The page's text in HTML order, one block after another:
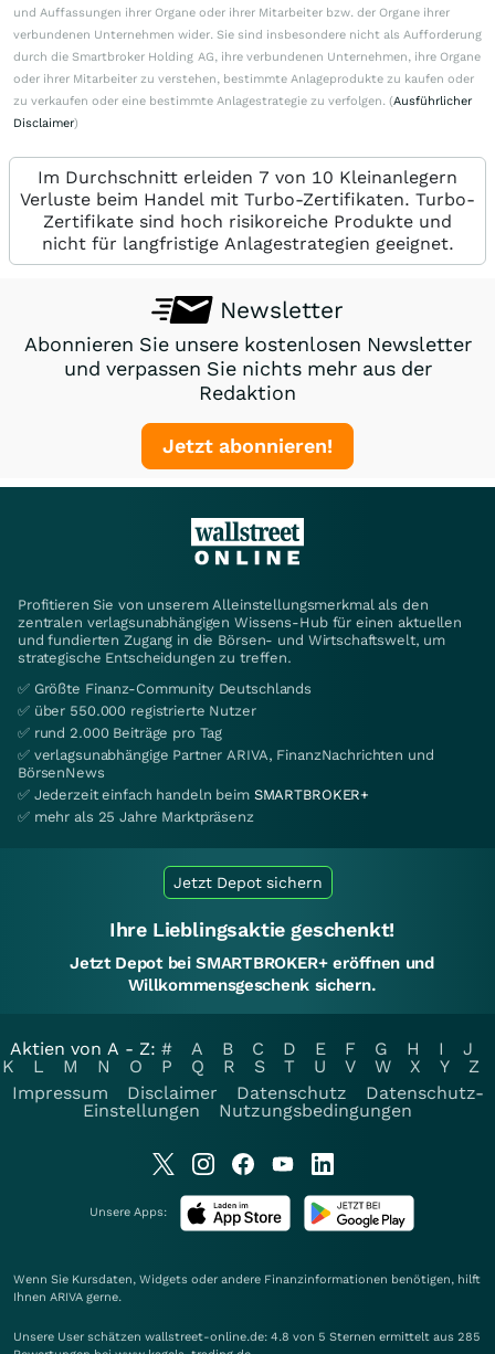
und Auffassungen ihrer Organe oder ihrer Mitarbeiter bzw. der Organe ihrer
verbundenen Unternehmen wider. Sie sind insbesondere nicht als Aufforderung
durch die Smartbroker Holding AG, ihre verbundenen Unternehmen, ihre Organe
oder ihrer Mitarbeiter zu verstehen, bestimmte Anlageprodukte zu kaufen oder
zu verkaufen oder eine bestimmte Anlagestrategie zu verfolgen. (Ausführlicher
Disclaimer)
Im Durchschnitt erleiden 7 von 10 Kleinanlegern
Verluste beim Handel mit Turbo-Zertifikaten. Turbo-
Zertifikate sind hoch risikoreiche Produkte und
nicht für langfristige Anlagestrategien geeignet.
Newsletter
Abonnieren Sie unsere kostenlosen Newsletter
und verpassen Sie nichts mehr aus der
Redaktion
Jetzt abonnieren!
Profitieren Sie von unserem Alleinstellungsmerkmal als den
zentralen verlagsunabhängigen Wissens-Hub für einen aktuellen
und fundierten Zugang in die Börsen- und Wirtschaftswelt, um
strategische Entscheidungen zu treffen.
✅ Größte Finanz-Community Deutschlands
✅ über 550.000 registrierte Nutzer
✅ rund 2.000 Beiträge pro Tag
✅ verlagsunabhängige Partner ARIVA, FinanzNachrichten und
BörsenNews
✅ Jederzeit einfach handeln beim SMARTBROKER+
✅ mehr als 25 Jahre Marktpräsenz
Jetzt Depot sichern
Ihre Lieblingsaktie geschenkt!
Jetzt Depot bei SMARTBROKER+ eröffnen und
Willkommensgeschenk sichern.
Aktien von A - Z: # A B C D E F G H I
J
K
L M N O P Q R S T U V W X Y
Z
Impressum
Disclaimer Datenschutz
Datenschutz-
Einstellungen
Nutzungsbedingungen
Unsere Apps:
Wenn Sie Kursdaten, Widgets oder andere Finanzinformationen benötigen, hilft
Ihnen ARIVA gerne.
Unsere User schätzen wallstreet-online.de: 4.8 von 5 Sternen ermittelt aus 285